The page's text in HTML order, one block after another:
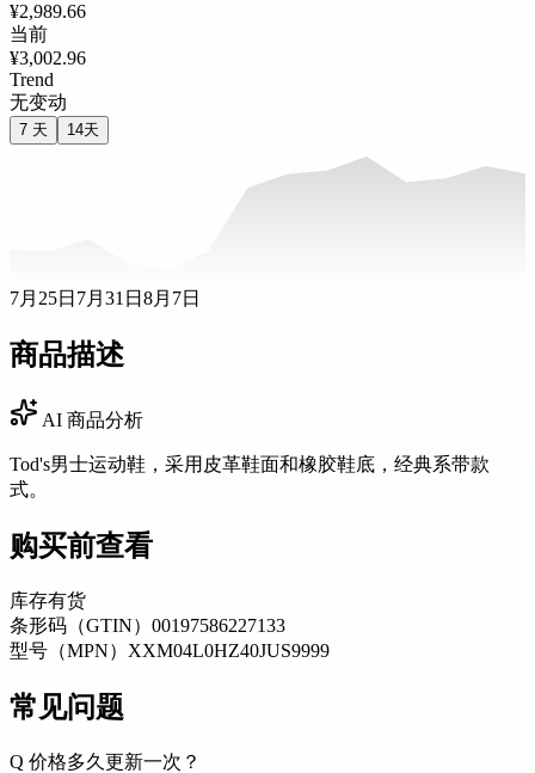
¥2,989.66
当前
¥3,002.96
Trend
无变动
7 天 14天
7月25日 7月31日 8月7日
商品描述
AI 商品分析
Tod's男士运动鞋，采用皮革鞋面和橡胶鞋底，经典系带款
式。
购买前查看
库存有货
条形码（GTIN） 00197586227133
型号（MPN） XXM04L0HZ40JUS9999
常见问题
Q 价格多久更新一次？